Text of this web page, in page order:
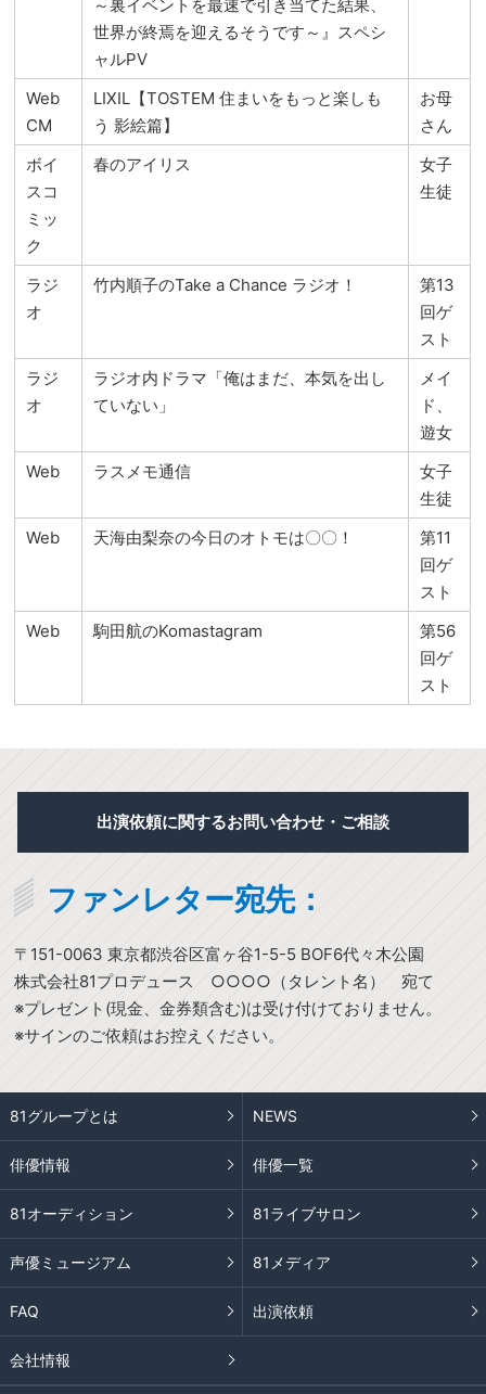
～裏イベントを最速で引き当てた結果、
世界が終焉を迎えるそうです～』スペシ
ャルPV
Web
CM
LIXIL【TOSTEM 住まいをもっと楽しも
う 影絵篇】
お母
さん
ボイ
スコ
ミッ
ク
春のアイリス
女子
生徒
ラジ
オ
竹内順子のTake a Chance ラジオ！
第13
回ゲ
スト
ラジ
オ
ラジオ内ドラマ「俺はまだ、本気を出し
ていない」
メイ
ド、
遊女
Web
ラスメモ通信
女子
生徒
Web
天海由梨奈の今日のオトモは〇〇！
第11
回ゲ
スト
Web
駒田航のKomastagram
第56
回ゲ
スト
出演依頼に関するお問い合わせ・ご相談
ファンレター宛先：
〒151-0063 東京都渋谷区富ヶ谷1-5-5 BOF6代々木公園
株式会社81プロデュース ○○○○（タレント名） 宛て
※プレゼント(現金、金券類含む)は受け付けておりません。
※サインのご依頼はお控えください。
81グループとは NEWS
俳優情報 俳優一覧
81オーディション 81ライブサロン
声優ミュージアム 81メディア
FAQ 出演依頼
会社情報